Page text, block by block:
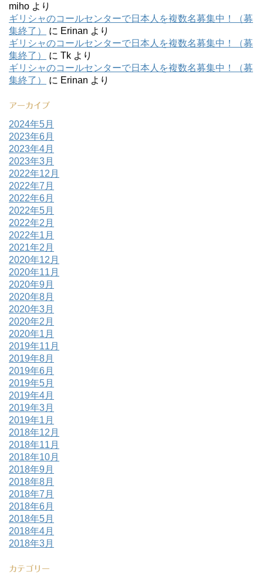
miho より
ギリシャのコールセンターで日本人を複数名募集中！（募
集終了）
に Erinan より
ギリシャのコールセンターで日本人を複数名募集中！（募
集終了）
に Tk より
ギリシャのコールセンターで日本人を複数名募集中！（募
集終了）
に Erinan より
アーカイブ
2024年5月
2023年6月
2023年4月
2023年3月
2022年12月
2022年7月
2022年6月
2022年5月
2022年2月
2022年1月
2021年2月
2020年12月
2020年11月
2020年9月
2020年8月
2020年3月
2020年2月
2020年1月
2019年11月
2019年8月
2019年6月
2019年5月
2019年4月
2019年3月
2019年1月
2018年12月
2018年11月
2018年10月
2018年9月
2018年8月
2018年7月
2018年6月
2018年5月
2018年4月
2018年3月
カテゴリー